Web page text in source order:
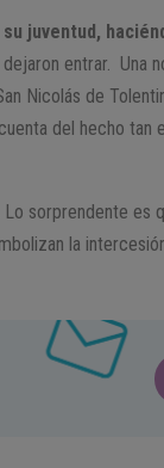
juventud,
entrar. Una
Nicolás de
del hecho tan
Lo sorprendente es
la